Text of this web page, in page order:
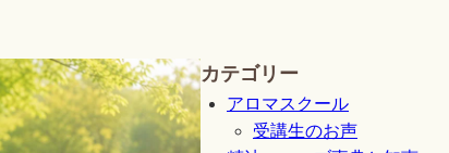
カテゴリー
アロマスクール
受講生のお声